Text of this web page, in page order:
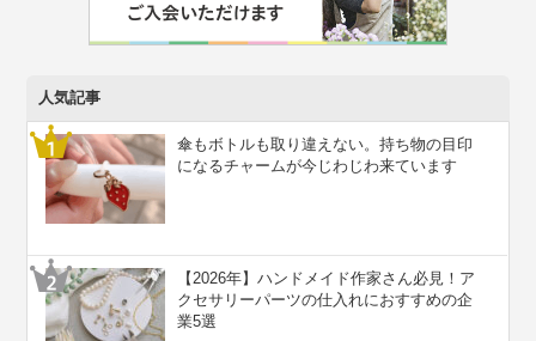
人気記事
傘もボトルも取り違えない。持ち物の目印
になるチャームが今じわじわ来ています
【2026年】ハンドメイド作家さん必見！ア
クセサリーパーツの仕入れにおすすめの企
業5選